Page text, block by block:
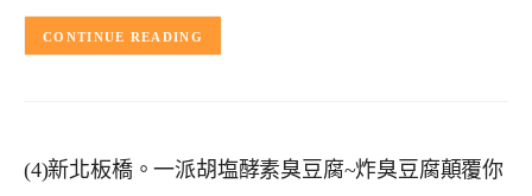
CONTINUE READING
(4)新北板橋。一派胡塩酵素臭豆腐~炸臭豆腐顛覆你